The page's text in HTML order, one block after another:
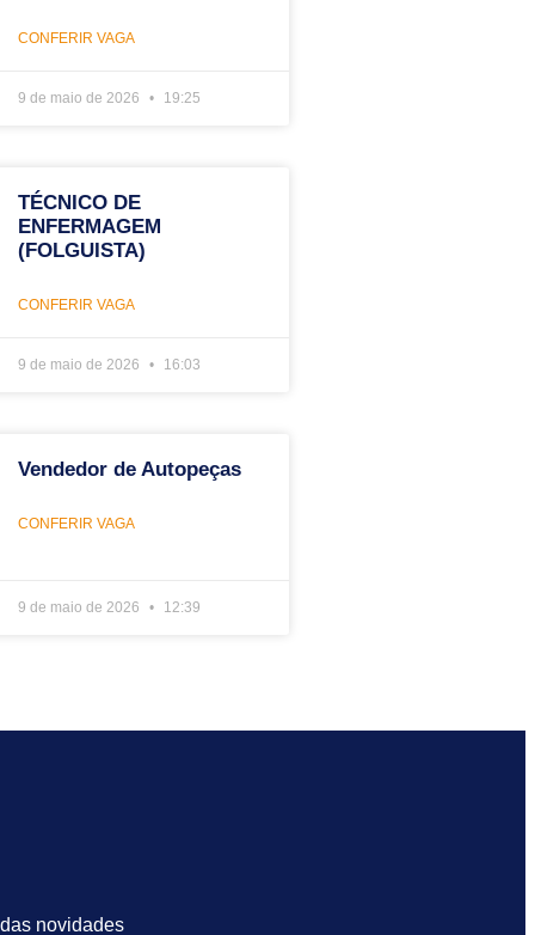
CONFERIR VAGA
9 de maio de 2026 19:25
TÉCNICO DE
ENFERMAGEM
(FOLGUISTA)
CONFERIR VAGA
9 de maio de 2026 16:03
Vendedor de Autopeças
CONFERIR VAGA
9 de maio de 2026 12:39
novidades